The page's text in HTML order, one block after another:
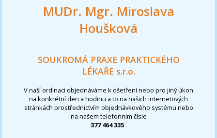
MUDr. Mgr. Miroslava
Houšková
SOUKROMÁ PRAXE PRAKTICKÉHO
LÉKAŘE s.r.o.
V naší ordinaci objednáváme k ošetření nebo pro jiný úkon
na konkrétní den a hodinu a to na našich internetových
stránkách prostřednictvím objednávkového systému nebo
na našem telefonním čísle
377 464 335 .